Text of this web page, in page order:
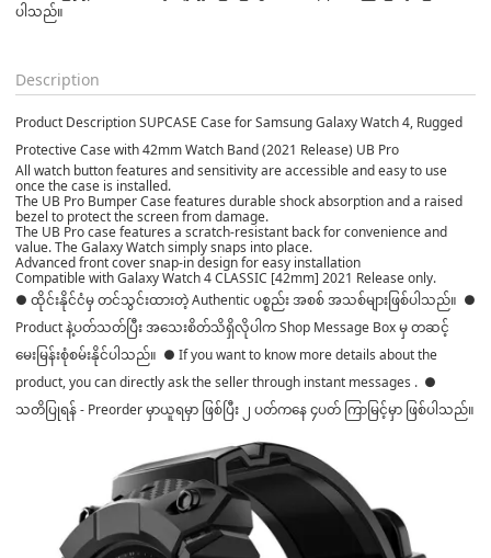
ပါသည်။
Description
Product Description SUPCASE Case for Samsung Galaxy Watch 4, Rugged
Protective Case with 42mm Watch Band (2021 Release) UB Pro
All watch button features and sensitivity are accessible and easy to use
once the case is installed.
The UB Pro Bumper Case features durable shock absorption and a raised
bezel to protect the screen from damage.
The UB Pro case features a scratch-resistant back for convenience and
value. The Galaxy Watch simply snaps into place.
Advanced front cover snap-in design for easy installation
Compatible with Galaxy Watch 4 CLASSIC [42mm] 2021 Release only.
● ထိုင်းနိုင်ငံမှ တင်သွင်းထားတဲ့ Authentic ပစ္စည်း အစစ် အသစ်များဖြစ်ပါသည်။ ●
Product နဲ့ပတ်သတ်ပြီး အသေးစိတ်သိရှိလိုပါက Shop Message Box မှ တဆင့်
မေးမြန်းစုံစမ်းနိုင်ပါသည်။ ● If you want to know more details about the
product, you can directly ask the seller through instant messages . ●
သတိပြုရန် - Preorder မှာယူရမှာ ဖြစ်ပြီး ၂ ပတ်ကနေ ၄ပတ် ကြာမြင့်မှာ ဖြစ်ပါသည်။